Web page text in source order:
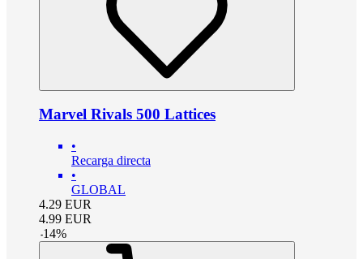
Marvel Rivals 500 Lattices
•
Recarga directa
•
GLOBAL
4.29 EUR
4.99 EUR
-14%